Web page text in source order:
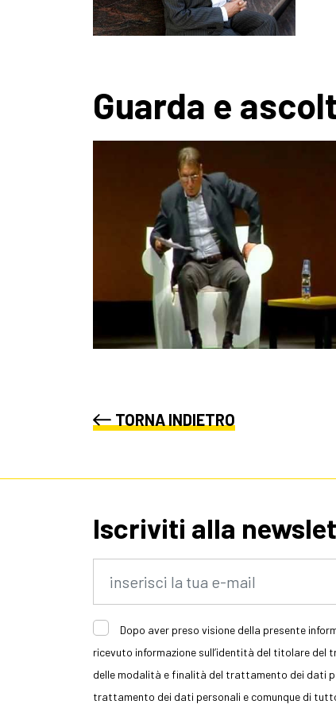
Guarda e
TORNA INDIETRO
Iscriviti alla
Dopo aver preso visione della presente
ricevuto informazione sull’identità del titolare
delle modalità e finalità del trattamento dei dati
trattamento dei dati personali e comunque di